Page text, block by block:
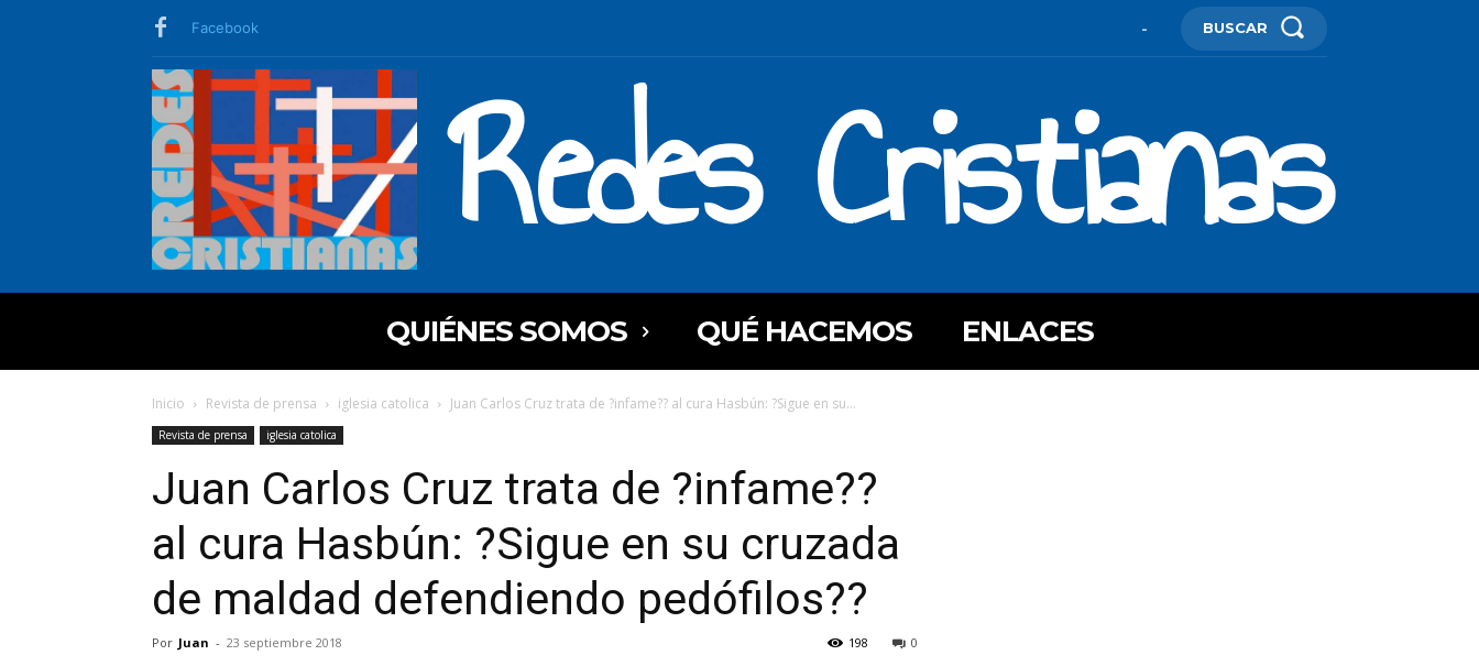
Facebook - BUSCAR
Redes Cristianas
QUIÉNES SOMOS QUÉ HACEMOS ENLACES
Inicio Revista de prensa iglesia catolica Juan Carlos Cruz trata de ?infame?? al cura Hasbún: ?Sigue en su...
Revista de prensa iglesia catolica
Juan Carlos Cruz trata de ?infame??
al cura Hasbún: ?Sigue en su cruzada
de maldad defendiendo pedófilos??
Por Juan - 23 septiembre 2018 0
198